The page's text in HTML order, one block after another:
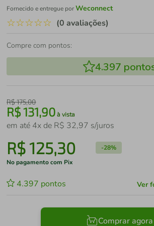
Fornecido e entregue porWeconnect
☆☆☆☆☆ (0 avaliações)
Compre com pontos:
4.397
R$175,00
R$131,90 à vista
em até 4x de R$ 32,97 s/juros
R$125,30 -28%
No pagamento com Pix
4.397 pontos Ver
Comprar agora